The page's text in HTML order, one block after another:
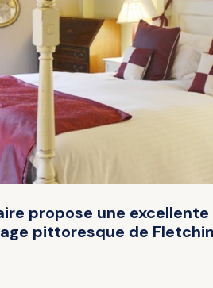
propose une
pittoresque de